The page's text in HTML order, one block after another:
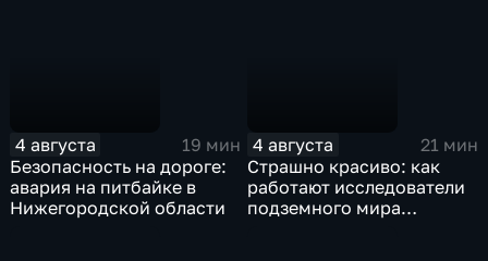
4 августа
19 мин
Безопасность на дороге:
авария на питбайке в
Нижегородской области
4 августа
21 мин
Страшно красиво: как
работают исследователи
подземного мира